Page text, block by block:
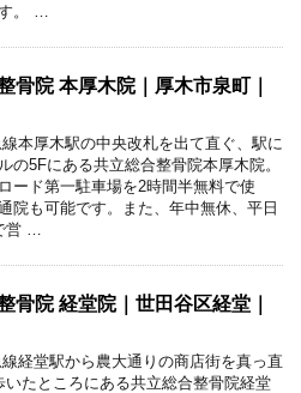
。 …
骨院 本厚木院｜厚木市泉町｜
本厚木駅の中央改札を出て直ぐ、駅に
の5Fにある共立総合整骨院本厚木院。
ード第一駐車場を2時間半無料で使
院も可能です。また、年中無休、平日
営 …
骨院 経堂院｜世田谷区経堂｜
経堂駅から農大通りの商店街を真っ直
いたところにある共立総合整骨院経堂